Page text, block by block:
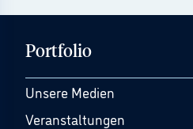
Portfolio
Unsere Medien
Veranstaltungen